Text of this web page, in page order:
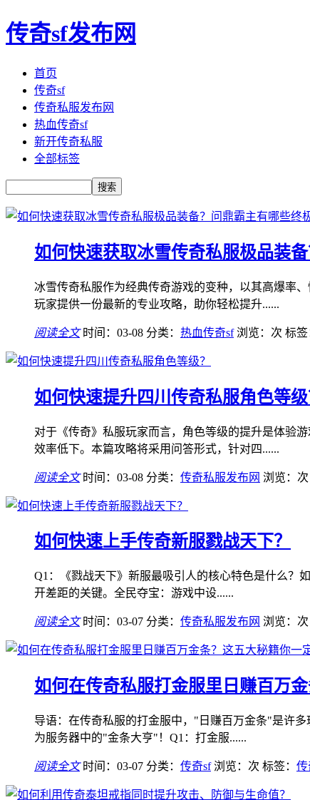
传奇sf发布网
首页
传奇sf
传奇私服发布网
热血传奇sf
新开传奇私服
全部标签
如何快速获取冰雪传奇私服极品装
冰雪传奇私服作为经典传奇游戏的变种，以其高爆率
玩家提供一份最新的专业攻略，助你轻松提升......
阅读全文 时间：03-08 分类： 热血传奇sf 浏览： 次 标签
如何快速提升四川传奇私服角色等级
对于《传奇》私服玩家而言，角色等级的提升是体验
效率低下。本篇攻略将采用问答形式，针对四......
阅读全文 时间：03-08 分类： 传奇私服发布网 浏览： 次
如何快速上手传奇新服戮战天下？
Q1：《戮战天下》新服最吸引人的核心特色是什么？
开差距的关键。全民夺宝：游戏中设......
阅读全文 时间：03-07 分类： 传奇私服发布网 浏览： 次
如何在传奇私服打金服里日赚百万
导语：在传奇私服的打金服中，"日赚百万金条"是许
为服务器中的"金条大亨"！Q1：打金服......
阅读全文 时间：03-07 分类： 传奇sf 浏览： 次 标签： 传